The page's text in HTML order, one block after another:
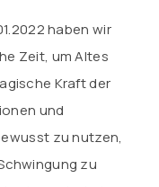
haben wir
Zeit, um Altes
Kraft der
und
zu nutzen,
zu